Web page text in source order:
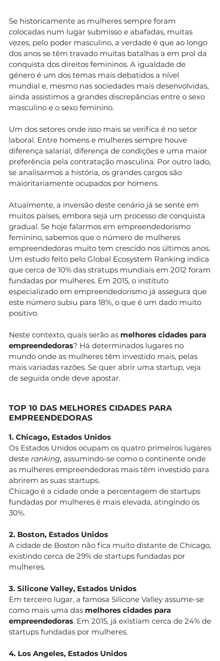
Se historicamente as mulheres sempre foram
colocadas num lugar submisso e abafadas, muitas
vezes, pelo poder masculino, a verdade é que ao longo
dos anos se têm travado muitas batalhas a em prol da
conquista dos direitos femininos. A igualdade de
género é um dos temas mais debatidos a nível
mundial e, mesmo nas sociedades mais desenvolvidas,
ainda assistimos a grandes discrepâncias entre o sexo
masculino e o sexo feminino.
Um dos setores onde isso mais se verifica é no setor
laboral. Entre homens e mulheres sempre houve
diferença salarial, diferença de condições e uma maior
preferência pela contratação masculina. Por outro lado,
se analisarmos a história, os grandes cargos são
maioritariamente ocupados por homens.
Atualmente, a inversão deste cenário já se sente em
muitos países, embora seja um processo de conquista
gradual. Se hoje falarmos em empreendedorismo
feminino, sabemos que o número de mulheres
empreendedoras muito tem crescido nos últimos anos.
Um estudo feito pelo Global Ecosystem Ranking indica
que cerca de 10% das stratups mundiais em 2012 foram
fundadas por mulheres. Em 2015, o instituto
especializado em empreendedorismo já assegura que
este número subiu para 18%, o que é um dado muito
positivo.
Neste contexto, quais serão as melhores cidades para
empreendedoras? Há determinados lugares no
mundo onde as mulheres têm investido mais, pelas
mais variadas razões. Se quer abrir uma startup, veja
de seguida onde deve apostar.
TOP 10 DAS MELHORES CIDADES PARA
EMPREENDEDORAS
1. Chicago, Estados Unidos
Os Estados Unidos ocupam os quatro primeiros lugares
deste ranking, assumindo-se como o continente onde
as mulheres empreendedoras mais têm investido para
abrirem as suas startups.
Chicago é a cidade onde a percentagem de startups
fundadas por mulheres é mais elevada, atingindo os
30%.
2. Boston, Estados Unidos
A cidade de Boston não fica muito distante de Chicago,
existindo cerca de 29% de startups fundadas por
mulheres.
3. Silicone Valley, Estados Unidos
Em terceiro lugar, a famosa Silicone Valley assume-se
como mais uma das melhores cidades para
empreendedoras. Em 2015, já existiam cerca de 24% de
startups fundadas por mulheres.
4. Los Angeles, Estados Unidos